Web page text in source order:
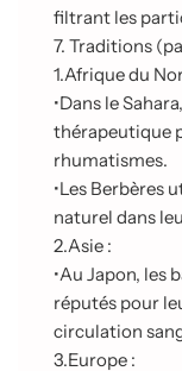
filtrant les
7. Traditions
1.Afrique du
•Dans le
thérapeutique
rhumatismes.
•Les Berbères
naturel dans
2.Asie :
•Au Japon, les
réputés pour
circulation
3.Europe :